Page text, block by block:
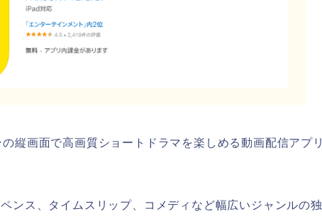
縦画面で高画質ショートドラマを楽しめる動画配信アプリ
ンス、タイムスリップ、コメディなど幅広いジャンルの独